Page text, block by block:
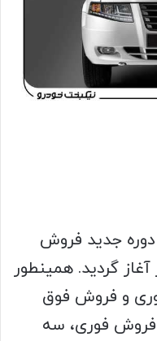
دوره جدید فروش
ایرانخودرو از ۳ آذر آغاز گردید. همینطور
و فروش فوق
فروش فوری، سه